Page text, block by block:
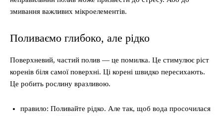
змивання важливих мікроелементів.
Поливаємо глибоко, але рідко
Поверхневий, частий полив — це помилка. Це стимулює ріст
коренів біля самої поверхні. Ці корені швидко пересихають.
Це робить рослину вразливою.
правило: Поливайте рідко. Але так, щоб вода просочилася